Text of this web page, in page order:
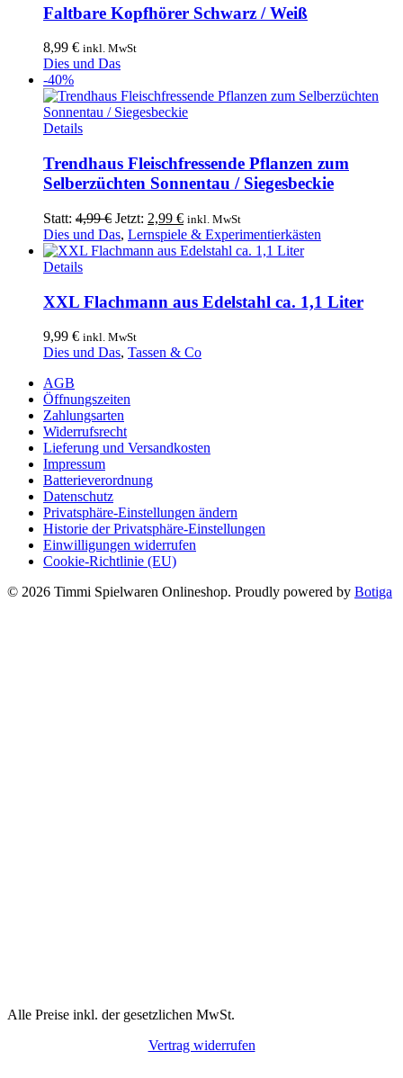
weist
mehrere
Varianten
auf.
Die
Optionen
können
auf
der
Produktseite
gewählt
werden
Faltbare Kopfhörer Schwarz / Weiß
8,99 € inkl. MwSt
Dies und Das
-40%
DetailsDieses
weist
mehrere
Varianten
Die
Optionen
können
auf
Produktseite
werden
Trendhaus Fleischfressende Pflanzen zum
Selberzüchten Sonnentau / Siegesbeckie
Statt: 4,99€ Ursprünglicher
Preis
war:
Jetzt: 2,99 €Aktueller
Preis
ist:
inkl. MwSt
Dies und Das, Lernspiele & Experimentierkästen
Details
XXL Flachmann aus Edelstahl ca. 1,1 Liter
9,99 € inkl. MwSt
Dies und Das, Tassen & Co
AGB
Öffnungszeiten
Zahlungsarten
Widerrufsrecht
Lieferung und Versandkosten
Impressum
Batterieverordnung
Datenschutz
Privatsphäre-Einstellungen ändern
Historie der Privatsphäre-Einstellungen
Einwilligungen widerrufen
Cookie-Richtlinie (EU)
© 2026 Timmi Spielwaren Onlineshop. Proudly powered by Botiga
Alle Preise inkl. der gesetzlichen MwSt.
Vertrag widerrufen